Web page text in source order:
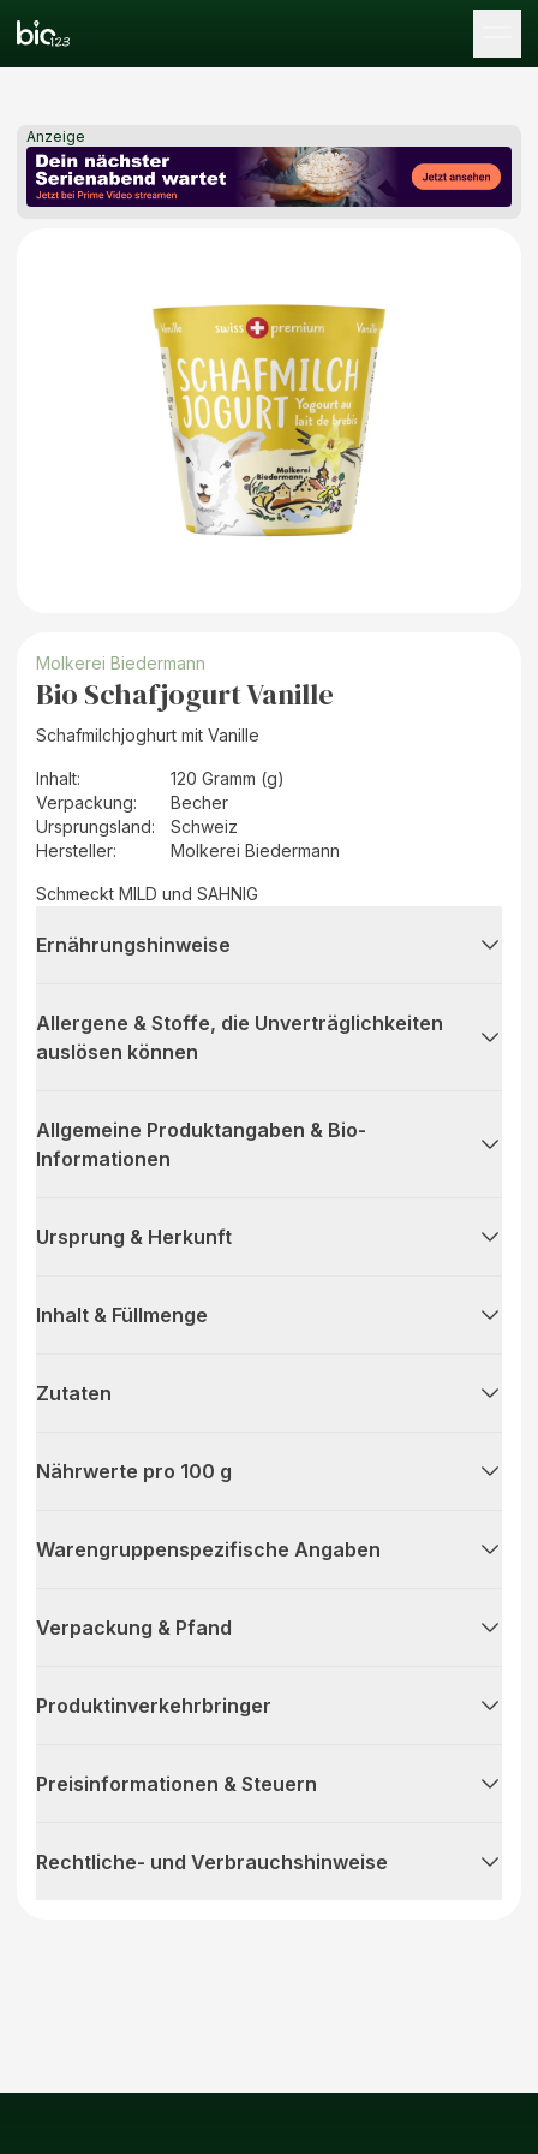
Anzeige
Molkerei Biedermann
Bio Schafjogurt Vanille
Schafmilchjoghurt mit Vanille
Inhalt:
120 Gramm (g)
Verpackung:
Becher
Ursprungsland:
Schweiz
Hersteller: Molkerei Biedermann
Schmeckt MILD und SAHNIG
Ernährungshinweise
Allergene & Stoffe, die Unverträglichkeiten
auslösen können
Allgemeine Produktangaben & Bio-
Informationen
Ursprung & Herkunft
Inhalt & Füllmenge
Zutaten
Nährwerte pro 100 g
Warengruppenspezifische Angaben
Verpackung & Pfand
Produktinverkehrbringer
Preisinformationen & Steuern
Rechtliche- und Verbrauchshinweise